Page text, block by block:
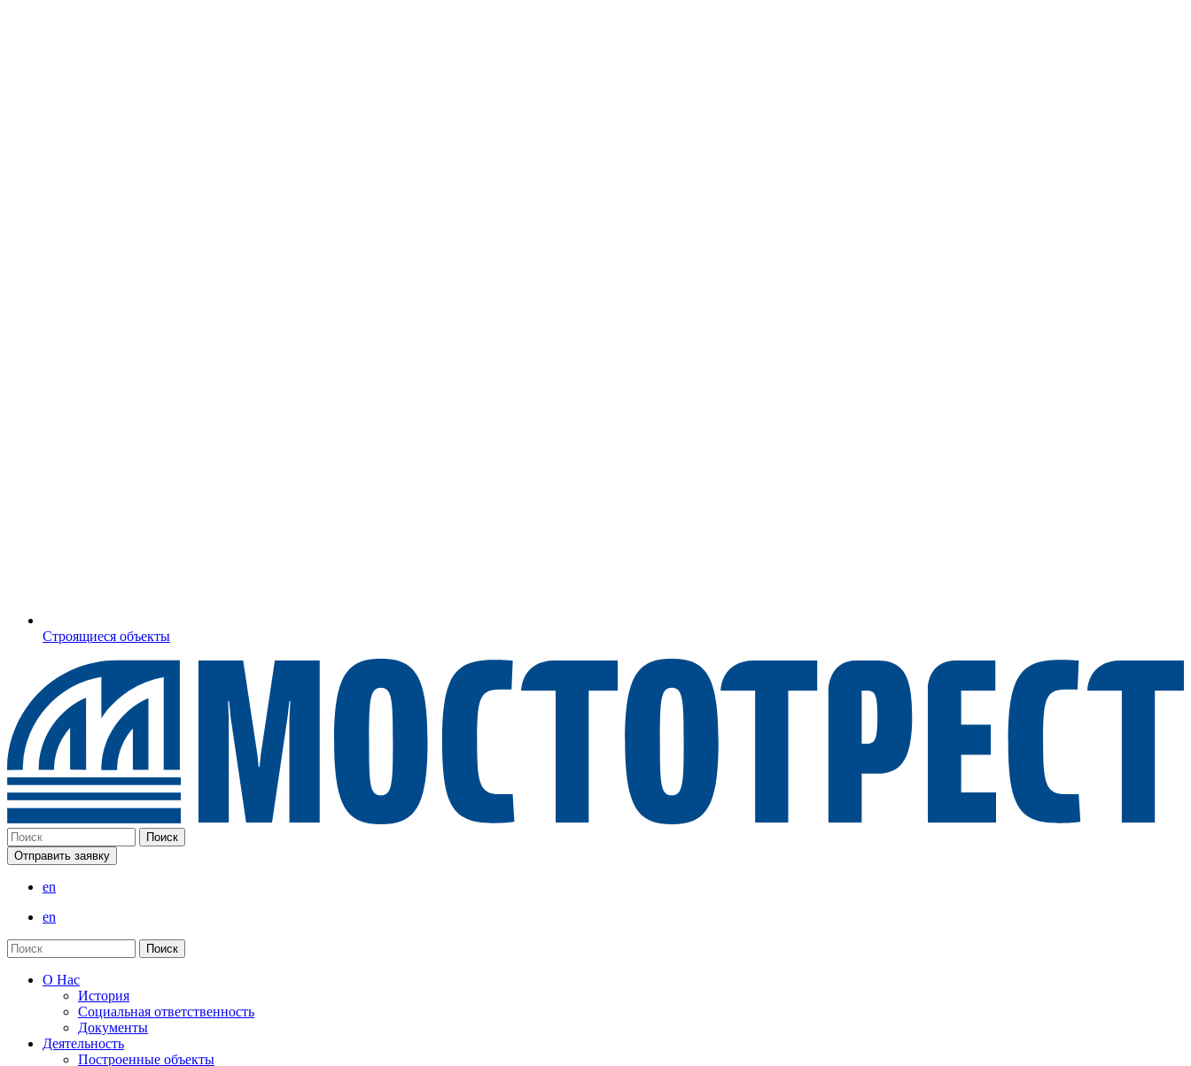
Строящиеся объекты
Отправить заявку
en
en
О Нас
История
Социальная ответственность
Документы
Деятельность
Построенные объекты